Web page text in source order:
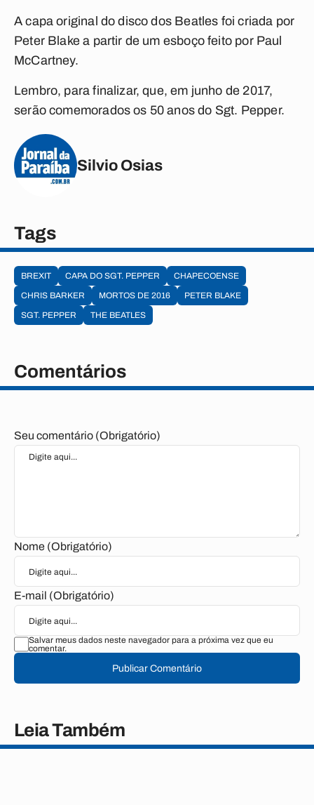
A capa original do disco dos Beatles foi criada por
Peter Blake a partir de um esboço feito por Paul
McCartney.
Lembro, para finalizar, que, em junho de 2017,
serão comemorados os 50 anos do Sgt. Pepper.
Silvio Osias
Tags
BREXIT CAPA DO SGT. PEPPER
CHAPECOENSE
CHRIS BARKER
MORTOS DE 2016
PETER BLAKE
SGT. PEPPER
THE BEATLES
Comentários
Seu comentário (Obrigatório)
Nome (Obrigatório)
E-mail (Obrigatório)
Salvar meus dados neste navegador para a próxima vez que eu
comentar.
Publicar Comentário
Leia Também